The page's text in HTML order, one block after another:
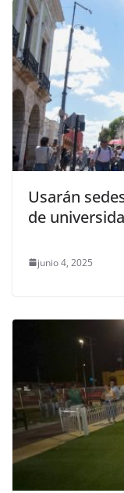
Usarán
de
junio 4, 2025